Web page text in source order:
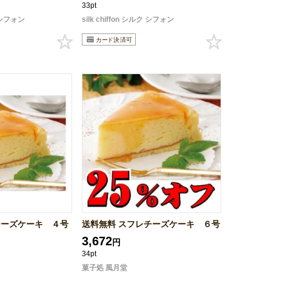
フォン
33pt
silk chiffon シルク シフォン
ーズケーキ ４号 送料無料 スフレチーズケーキ ６号
3,672円
34pt
菓子処 風月堂